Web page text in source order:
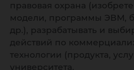
правовая охрана
модели, программы ЭВМ,
др.), разрабатывать и
действий по
технологии (продукта,
университета.